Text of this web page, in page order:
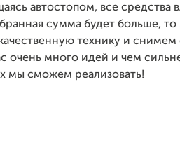
автостопом, все средства
сумма будет больше,
технику и снимем
очень много идей и чем
мы сможем реализовать!